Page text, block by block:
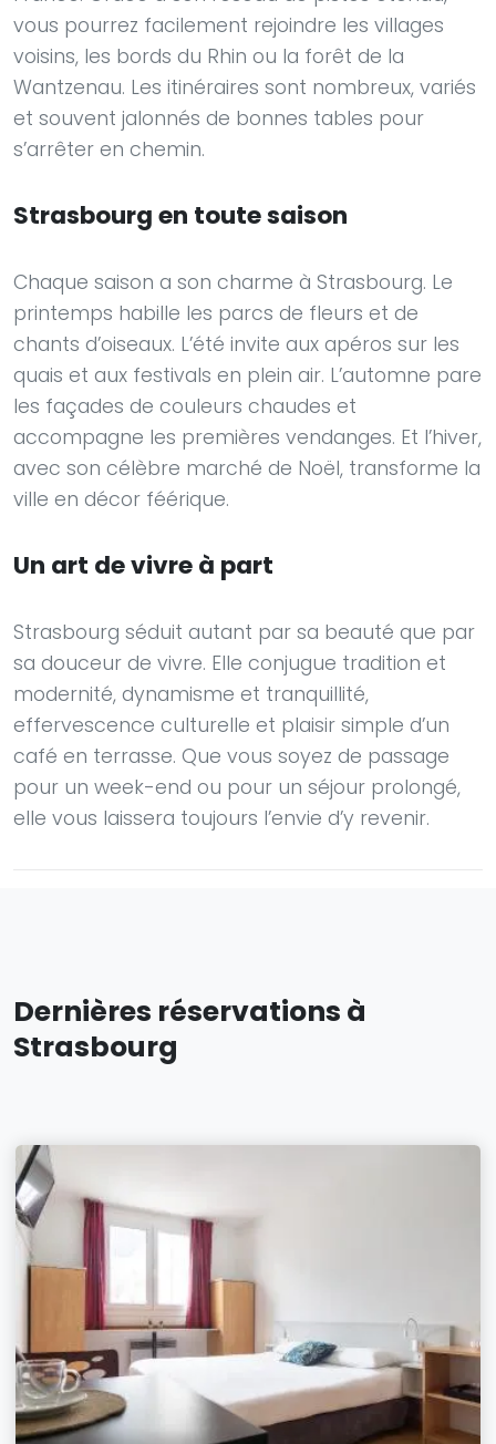
vous pourrez facilement rejoindre les villages
voisins, les bords du Rhin ou la forêt de la
Wantzenau. Les itinéraires sont nombreux, variés
et souvent jalonnés de bonnes tables pour
s’arrêter en chemin.
Strasbourg en toute saison
Chaque saison a son charme à Strasbourg. Le
printemps habille les parcs de fleurs et de
chants d’oiseaux. L’été invite aux apéros sur les
quais et aux festivals en plein air. L’automne pare
les façades de couleurs chaudes et
accompagne les premières vendanges. Et l’hiver,
avec son célèbre marché de Noël, transforme la
ville en décor féérique.
Un art de vivre à part
Strasbourg séduit autant par sa beauté que par
sa douceur de vivre. Elle conjugue tradition et
modernité, dynamisme et tranquillité,
effervescence culturelle et plaisir simple d’un
café en terrasse. Que vous soyez de passage
pour un week-end ou pour un séjour prolongé,
elle vous laissera toujours l’envie d’y revenir.
Dernières réservations à
Strasbourg